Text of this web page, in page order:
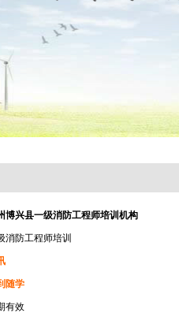
博兴县一级消防工程师培训机构
消防工程师培训
随学
有效